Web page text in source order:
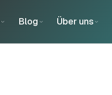
Blog Über uns